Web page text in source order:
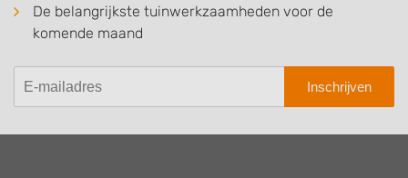
De belangrijkste tuinwerkzaamheden voor de
komende maand
Inschrijven